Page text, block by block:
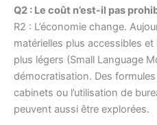
Q2 : Le coût n’est-il pas
R2 : L’économie change.
matérielles plus accessibles et
plus légers (Small Language
démocratisation. Des
cabinets ou l’utilisation de
peuvent aussi être explorées.